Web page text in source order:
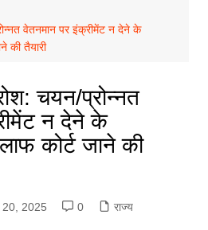
वेतनमान पर इंक्रीमेंट न देने के
की तैयारी
चयन/प्रोन्नत
न देने के
कोर्ट जाने की
2025 0 राज्य